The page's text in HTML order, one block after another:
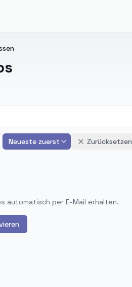
Neueste zuerst Zurücksetzen
automatisch per E-Mail erhalten.